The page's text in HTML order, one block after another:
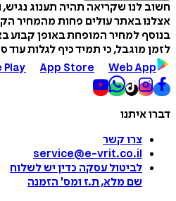
חשוב לנו שקריאה תהיה תענוג
אצלנו באתר עולים פחות מהמחיר
בנוסף למחיר המופחת באופן קבוע
לזמן מוגבל, כי תמיד כיף לגלות עוד
Play
App Store Web App
דברו איתנו
צרו קשר
service@e-vrit.co.il
לביטול עסקה כדין יש לשלוח
שם מלא, ת.ז ומס' הזמנה